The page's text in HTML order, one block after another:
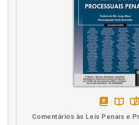
Comentários às Leis Penais e